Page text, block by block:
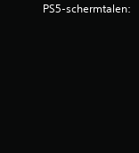
e
PS5-schermtalen: